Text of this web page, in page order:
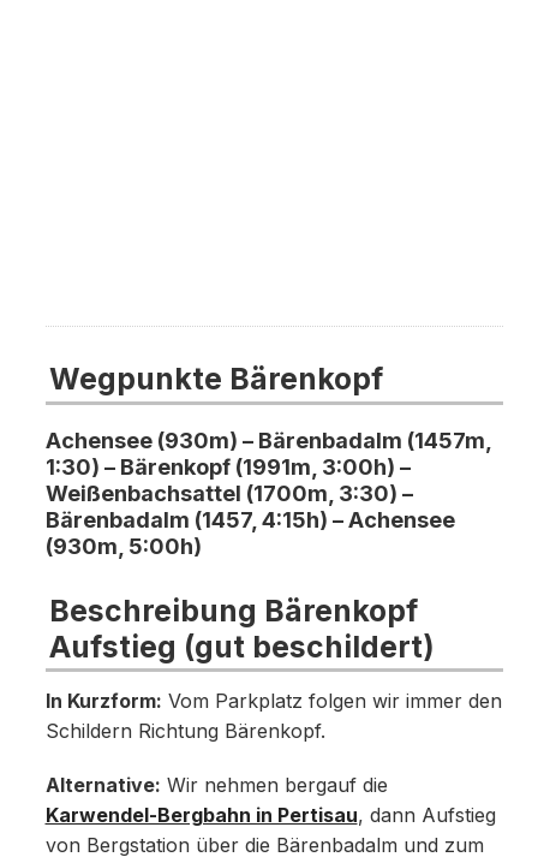
Wegpunkte Bärenkopf
Achensee (930m) – Bärenbadalm (1457m,
1:30) – Bärenkopf (1991m, 3:00h) –
Weißenbachsattel (1700m, 3:30) –
Bärenbadalm (1457, 4:15h) – Achensee
(930m, 5:00h)
Beschreibung Bärenkopf
Aufstieg (gut beschildert)
In Kurzform: Vom Parkplatz folgen wir immer den
Schildern Richtung Bärenkopf.
Alternative: Wir nehmen bergauf die
Karwendel-Bergbahn in Pertisau, dann Aufstieg
von Bergstation über die Bärenbadalm und zum